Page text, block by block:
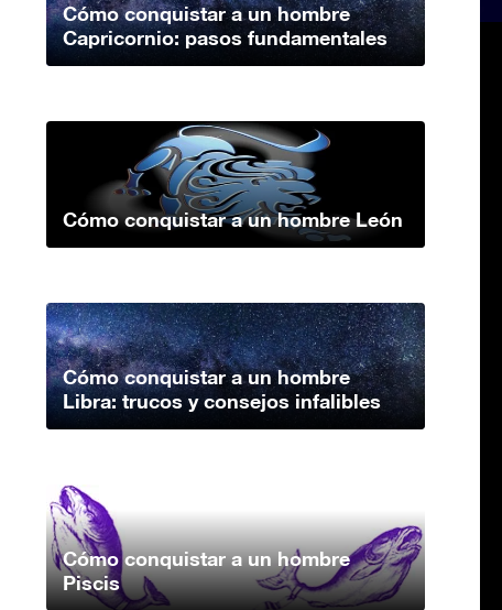
Cómo conquistar a un hombre
Capricornio: pasos fundamentales
Cómo conquistar a un hombre León
Cómo conquistar a un hombre
Libra: trucos y consejos infalibles
Cómo conquistar a un hombre
Piscis